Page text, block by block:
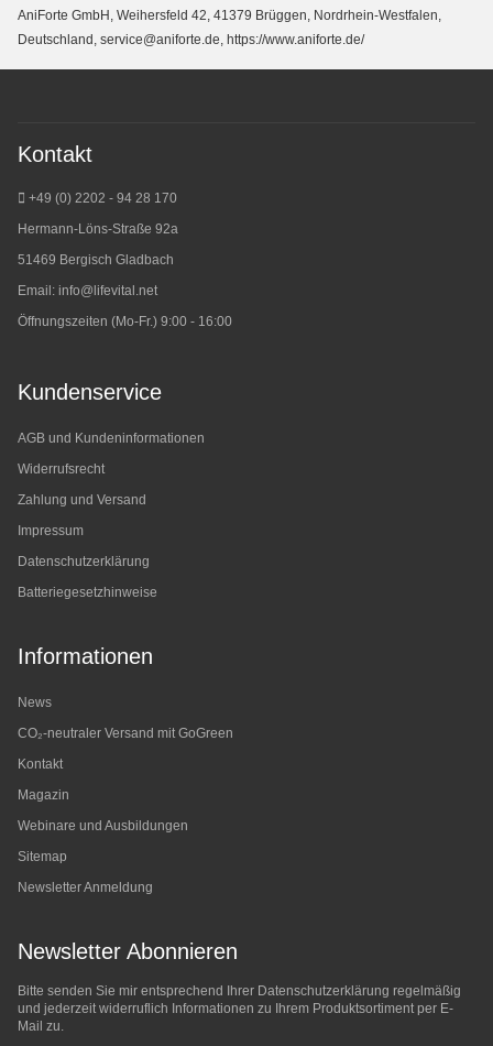
AniForte GmbH, Weihersfeld 42, 41379 Brüggen, Nordrhein-Westfalen,
Deutschland, service@aniforte.de, https://www.aniforte.de/
Kontakt
+49 (0) 2202 - 94 28 170
Hermann-Löns-Straße 92a
51469 Bergisch Gladbach
Email: info@lifevital.net
Öffnungszeiten (Mo-Fr.) 9:00 - 16:00
Kundenservice
AGB und Kundeninformationen
Widerrufsrecht
Zahlung und Versand
Impressum
Datenschutzerklärung
Batteriegesetzhinweise
Informationen
News
CO₂-neutraler Versand mit GoGreen
Kontakt
Magazin
Webinare und Ausbildungen
Sitemap
Newsletter Anmeldung
Newsletter Abonnieren
Bitte senden Sie mir entsprechend Ihrer Datenschutzerklärung regelmäßig
und jederzeit widerruflich Informationen zu Ihrem Produktsortiment per E-
Mail zu.